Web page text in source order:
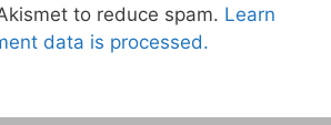
to reduce spam. Learn
data is processed.